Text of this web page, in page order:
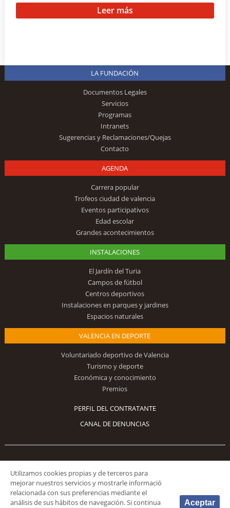
Leer más
LA FUNDACIÓN
Documentos Legales
Servicios
Programas
Intranets
Sugerencias y Reclamaciones/Quejas
Contacto
AGENDA
Carrera popular
Trofeos ciudad de valencia
Eventos participativos
Edad escolar
Grandes acontecimientos
INSTALACIONES
El Jardín del Turia
Campos de fútbol
Centros deportivos
Instalaciones en parques y jardines
Espacios naturales
VALENCIA EN DEPORTE
Voluntariado deportivo de Valencia
Turismo y deporte
Económica y conocimiento
Premios
PERFIL DEL CONTRATANTE
CANAL DE DENUNCIAS
Síguenos
Utilizamos cookies propias y de terceros para
mejorar nuestros servicios y mostrarle informació
relacionada con sus preferencias mediante el
análisis de sus hábitos de navegación. Si continua
Aceptar